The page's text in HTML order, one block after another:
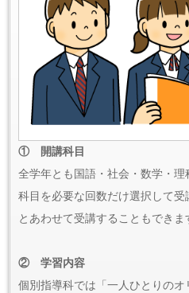
① 開講科目
全学年とも国語・社会・数学・
科目を必要な回数だけ選択して
とあわせて受講することもできま
② 学習内容
個別指導科では「一人ひとりの